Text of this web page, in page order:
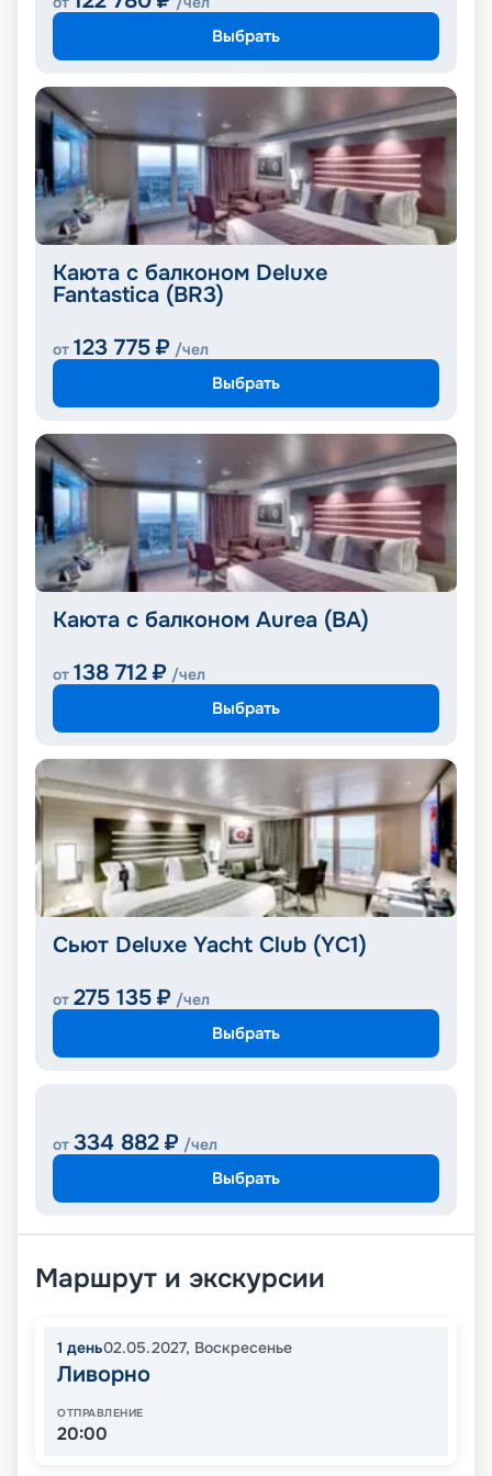
Выбрать
Каюта с балконом Deluxe
Fantastica (BR3)
от 123 775 ₽ /чел
Выбрать
Каюта с балконом Aurea (BA)
от 138 712 ₽ /чел
Выбрать
Сьют Deluxe Yacht Club (YC1)
от 275 135 ₽ /чел
Выбрать
от 334 882 ₽ /чел
Выбрать
Маршрут и экскурсии
1 день02.05.2027, Воскресенье
Ливорно
ОТПРАВЛЕНИЕ
20:00